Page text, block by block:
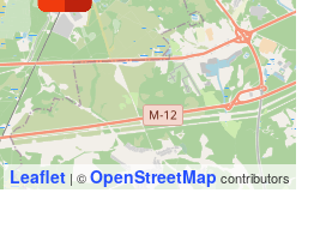
Leaflet | ©OpenStreetMap contributors